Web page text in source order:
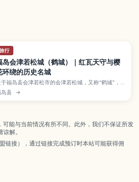
旅行
岛会津若松城（鹤城）｜红瓦天守与樱
环绕的历史名城
福岛县会津若松市的会津若松城，又称“鹤城”，
本少见的红瓦天守、洁白城墙和浓厚武士历史而
名。本文介绍城堡的修建与戊辰战争的故事、天守
。
县 →
能与当前情况有所不同。此外，我们不保证所发
解。
链接），通过链接完成预订时本站可能获得佣